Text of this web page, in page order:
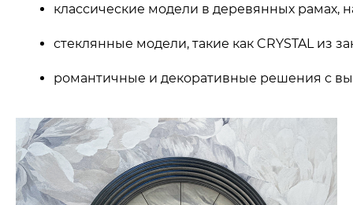
классические модели в деревянных рамах,
стеклянные модели, такие как CRYSTAL из
романтичные и декоративные решения с